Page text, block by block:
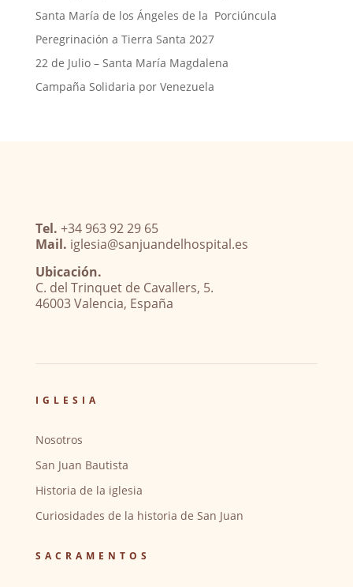
Santa María de los Ángeles de la Porciúncula
Peregrinación a Tierra Santa 2027
22 de Julio – Santa María Magdalena
Campaña Solidaria por Venezuela
Tel. +34 963 92 29 65
Mail. iglesia@sanjuandelhospital.es
Ubicación.
C. del Trinquet de Cavallers, 5.
46003 Valencia, España
IGLESIA
Nosotros
San Juan Bautista
Historia de la iglesia
Curiosidades de la historia de San Juan
SACRAMENTOS